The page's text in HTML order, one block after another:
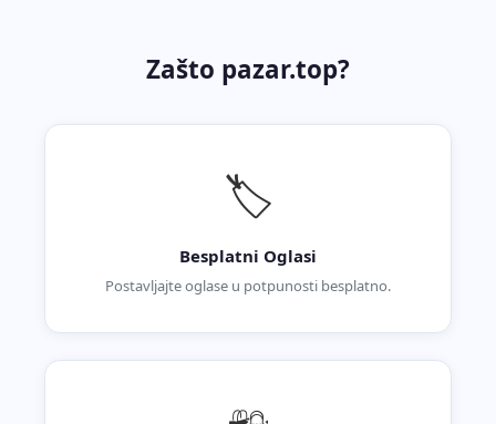
Zašto pazar.top?
🏷️
Besplatni Oglasi
Postavljajte oglase u potpunosti besplatno.